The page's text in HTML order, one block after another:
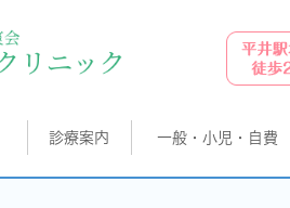
診療案内 一般・小児・自費